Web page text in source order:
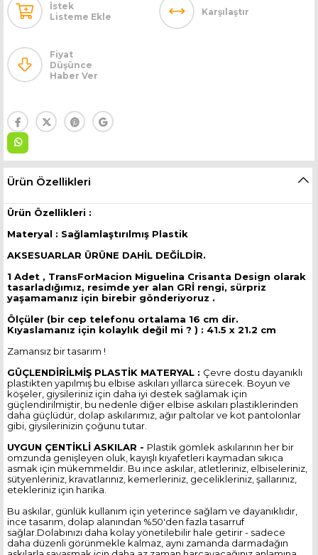
İstek
Listeme Ekle
Karşılaştır
Fiyat
Düşünce
Haber Ver
Ürün Özellikleri
Ürün Özellikleri :
Materyal : Sağlamlaştırılmış Plastik
AKSESUARLAR ÜRÜNE DAHİL DEĞİLDİR.
1 Adet , TransForMacion Miguelina Crisanta Design olarak
tasarladığımız, resimde yer alan GRİ rengi, sürpriz
yaşamamanız için birebir gönderiyoruz .
Ölçüler (bir cep telefonu ortalama 16 cm dir.
Kıyaslamanız için kolaylık değil mi ? ) : 41.5 x 21.2 cm
Zamansız bir tasarım !
GÜÇLENDİRİLMİŞ PLASTİK MATERYAL : Çevre dostu dayanıklı
plastikten yapılmış bu elbise askıları yıllarca sürecek. Boyun ve
köşeler, giysileriniz için daha iyi destek sağlamak için
güçlendirilmiştir, bu nedenle diğer elbise askıları plastiklerinden
daha güçlüdür, dolap askılarımız, ağır paltolar ve kot pantolonlar
gibi, giysilerinizin çoğunu tutar.
UYGUN ÇENTİKLİ ASKILAR - Plastik gömlek askılarının her bir
omzunda genişleyen oluk, kayışlı kıyafetleri kaymadan sıkıca
asmak için mükemmeldir. Bu ince askılar, atletleriniz, elbiseleriniz,
sütyenleriniz, kravatlarınız, kemerleriniz, gecelikleriniz, şallarınız,
etekleriniz için harika.
Bu askılar, günlük kullanım için yeterince sağlam ve dayanıklıdır,
ince tasarım, dolap alanından %50'den fazla tasarruf
sağlar.Dolabınızı daha kolay yönetilebilir hale getirir - sadece
daha düzenli görünmekle kalmaz, aynı zamanda darmadağın